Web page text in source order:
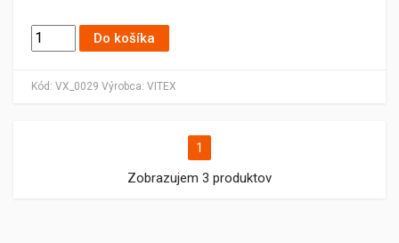
Kód: VX_0029 Výrobca: VITEX
Do košíka
1
Zobrazujem 3 produktov